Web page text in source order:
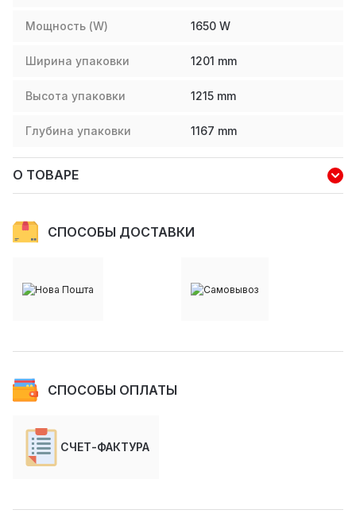
Мощность (W) 1650 W
Ширина упаковки 1201 mm
Высота упаковки 1215 mm
Глубина упаковки 1167 mm
О ТОВАРЕ
СПОСОБЫ ДОСТАВКИ
СПОСОБЫ ОПЛАТЫ
СЧЕТ-ФАКТУРА